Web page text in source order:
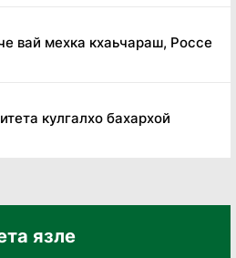
вай мехка кхаьчараш, Россе
кулгалхо бахархой
язле